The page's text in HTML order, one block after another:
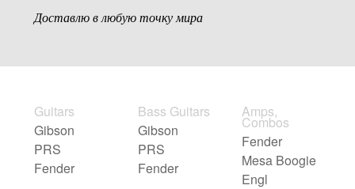
Доставлю в любую точку мира
Guitars
Gibson
PRS
Fender
Bass Guitars
Gibson
PRS
Fender
Amps,
Combos
Fender
Mesa Boogie
Engl